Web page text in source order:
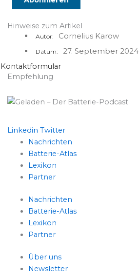
Hinweise zum Artikel
Autor: Cornelius Karow
Datum: 27. September 2024
Kontaktformular
Empfehlung
Linkedin Twitter
Nachrichten
Batterie-Atlas
Lexikon
Partner
Nachrichten
Batterie-Atlas
Lexikon
Partner
Über uns
Newsletter